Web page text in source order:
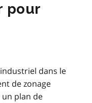
pour
dans le
de zonage
plan de